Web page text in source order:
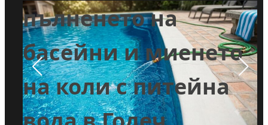
пълненето на
басейни и миенето
на коли с питейна